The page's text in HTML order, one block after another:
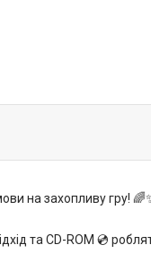
на захопливу гру!
та CD-ROM 💿